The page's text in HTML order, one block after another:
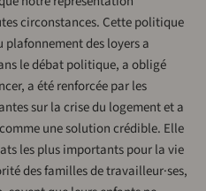
circonstances. Cette politique
plafonnement des loyers a
le débat politique, a obligé
a été renforcée par les
sur la crise du logement et a
une solution crédible. Elle
les plus importants pour la vie
des familles de travailleur·ses,